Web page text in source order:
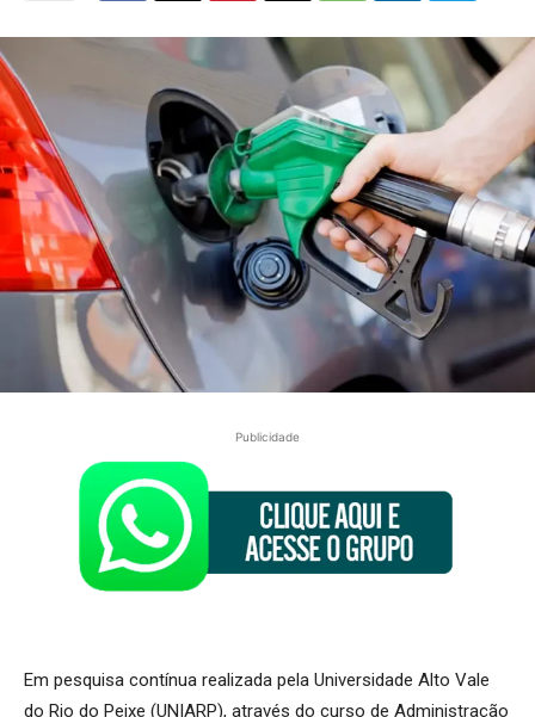
Publicidade
Em pesquisa contínua realizada pela Universidade Alto Vale
do Rio do Peixe (UNIARP), através do curso de Administração